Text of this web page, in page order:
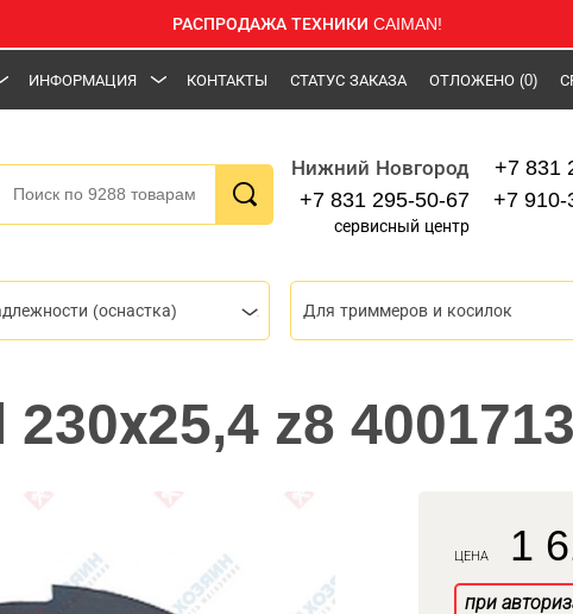
РАСПРОДАЖА ТЕХНИКИ CAIMAN!
ИНФОРМАЦИЯ КОНТАКТЫ СТАТУС ЗАКАЗА ОТЛОЖЕНО (0)
Нижний Новгород
+7 831 295-50-67
сервисный центр
+7 831
+7 910-
(оснастка) Для триммеров и косилок
z8
ЦЕНА 1
при